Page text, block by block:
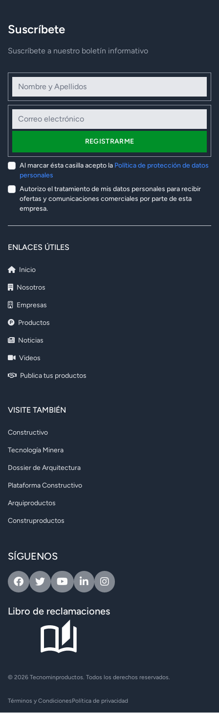
Suscríbete
Suscríbete a nuestro boletín informativo
Nombre y Apellidos
Correo electrónico
REGISTRARME
Al marcar ésta casilla acepto la Política de protección de datos
personales
Autorizo el tratamiento de mis datos personales para recibir
ofertas y comunicaciones comerciales por parte de esta
empresa.
ENLACES ÚTILES
Inicio
Nosotros
Empresas
Productos
Noticias
Videos
Publica tus productos
VISITE TAMBIÉN
Constructivo
Tecnología Minera
Dossier de Arquitectura
Plataforma Constructivo
Arquiproductos
Construproductos
SÍGUENOS
FacebookTwitterYoutubeLinkedinInstagram
Libro de reclamaciones
© 2026 Tecnominproductos. Todos los derechos reservados.
Términos y CondicionesPolítica de privacidad